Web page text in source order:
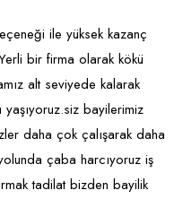
ile yüksek kazanç
bir firma olarak kökü
alt seviyede kalarak
yaşıyoruz.siz bayilerimiz
daha çok çalışarak daha
çaba harcıyoruz iş
tadilat bizden bayilik